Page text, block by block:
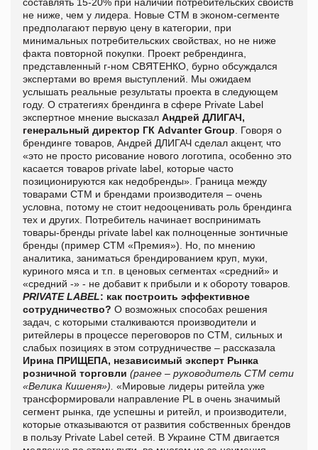
не ниже, чем у лидера. Новые СТМ в эконом-сегменте
предполагают первую цену в категории, при
минимальных потребительских свойствах, но не ниже
факта повторной покупки. Проект ребрендинга,
представленный г-ном СВЯТЕНКО, бурно обсуждался
экспертами во время выступлений. Мы ожидаем
услышать реальные результаты проекта в следующем
году. О стратегиях брендинга в сфере Private Label
экспертное мнение высказал Андрей ДЛИГАЧ,
генеральный директор ГК Advanter Group . Говоря о
брендинге товаров, Андрей ДЛИГАЧ сделал акцент, что
«это не просто рисование нового логотипа, особенно это
касается товаров private label, которые часто
позиционируются как недобренды». Граница между
товарами СТМ и брендами производителя – очень
условна, потому не стоит недооценивать роль брендинга
тех и других. Потребитель начинает воспринимать
товары-бренды private label как полноценные зонтичные
бренды (пример СТМ «Премия»). Но, по мнению
аналитика, заниматься брендированием круп, муки,
куриного мяса и т.п. в ценовых сегментах «средний» и
«средний -» - не добавит к прибыли и к обороту товаров.
PRIVATE LABEL: как построить эффективное
сотрудничество? О возможных способах решения
задач, с которыми сталкиваются производители и
ритейлеры в процессе переговоров по СТМ, сильных и
слабых позициях в этом сотрудничестве – рассказала
Ирина ПРИЩЕПА, независимый эксперт Рынка
розничной торговли (ранее – руководитель СТМ сети
«Велика Кишеня»). «Мировые лидеры ритейла уже
трансформировали направление PL в очень значимый
сегмент рынка, где успешны и ритейл, и производители,
которые отказываются от развития собственных брендов
в пользу Private Label сетей. В Украине СТМ двигается